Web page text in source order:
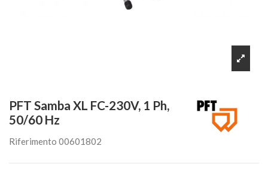
PFT Samba XL FC-230V, 1 Ph,
50/60 Hz
Riferimento 00601802